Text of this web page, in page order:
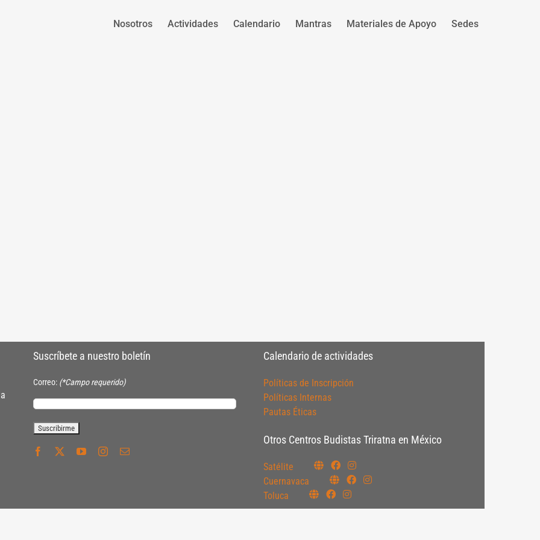
Nosotros Actividades Calendario Mantras Materiales de Apoyo Sedes
Suscríbete a nuestro boletín
Correo: (*Campo requerido)
Calendario de actividades
Políticas de Inscripción
Políticas Internas
Pautas Éticas
Otros Centros Budistas Triratna en México
Satélite
Cuernavaca
Toluca